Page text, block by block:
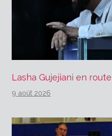
Lasha Gujejiani en
9 août 2026